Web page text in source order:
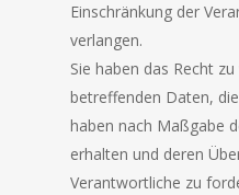
Einschränkung der
verlangen.
Sie haben das Recht
betreffenden Daten,
haben nach Maßgabe
erhalten und deren
Verantwortliche zu